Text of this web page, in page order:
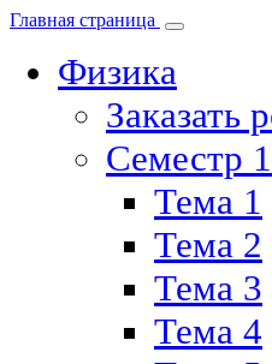
Главная страница
Физика
Заказать
Семестр 1
Тема 1
Тема 2
Тема 3
Тема 4